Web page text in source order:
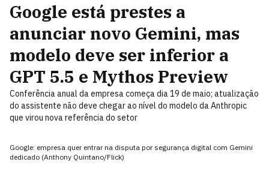
Google está prestes a
anunciar novo Gemini, mas
modelo deve ser inferior a
GPT 5.5 e Mythos Preview
Conferência anual da empresa começa dia 19 de maio; atualização
do assistente não deve chegar ao nível do modelo da Anthropic
que virou nova referência do setor
Google: empresa quer entrar na disputa por segurança digital com Gemini
dedicado (Anthony Quintano/Flick)